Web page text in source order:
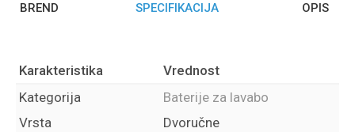
BREND SPECIFIKACIJA OPIS
Karakteristika
Vrednost
Kategorija
Baterije za lavabo
Vrsta
Dvoručne